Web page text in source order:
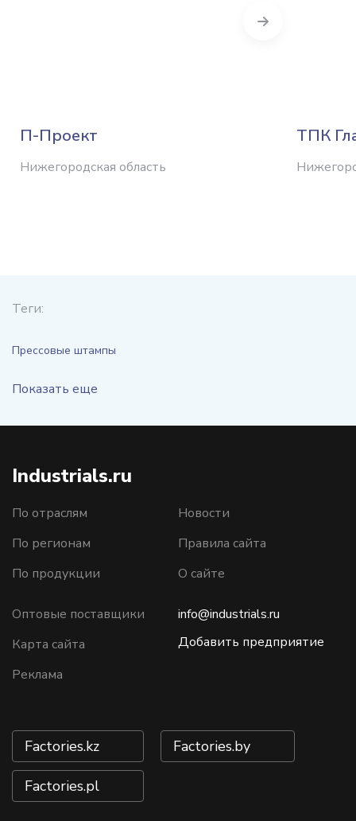
П-Проект
Нижегородская область
ТПК
Теги:
Прессовые штампы
Показать еще
Industrials.ru
По отраслям
По регионам
По продукции
Новости
Правила сайта
О сайте
Оптовые поставщики
Карта сайта
Реклама
info@industrials.ru
Добавить предприятие
Factories.kz Factories.by
Factories.pl